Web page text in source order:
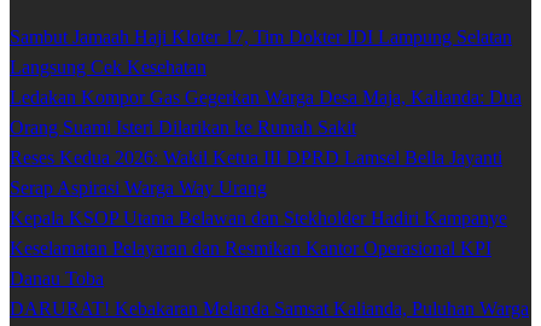
Sambut Jamaah Haji Kloter 17, Tim Dokter IDI Lampung Selatan
Langsung Cek Kesehatan
Ledakan Kompor Gas Gegerkan Warga Desa Maja, Kalianda: Dua
Orang Suami Isteri Dilarikan ke Rumah Sakit
Reses Kedua 2026: Wakil Ketua III DPRD Lamsel Bella Jayanti
Serap Aspirasi Warga Way Urang
Kepala KSOP Utama Belawan dan Stekholder Hadiri Kampanye
Keselamatan Pelayaran dan Resmikan Kantor Operasional KPI
Danau Toba
DARURAT! Kebakaran Melanda Samsat Kalianda, Puluhan Warga